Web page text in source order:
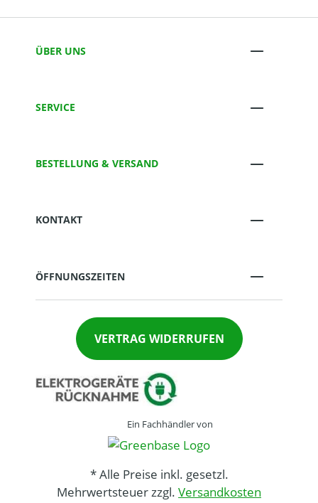
ÜBER UNS
SERVICE
BESTELLUNG & VERSAND
KONTAKT
ÖFFNUNGSZEITEN
VERTRAG WIDERRUFEN
Ein Fachhändler von
* Alle Preise inkl. gesetzl.
Mehrwertsteuer zzgl. Versandkosten